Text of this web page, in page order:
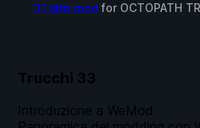
31 altri mod for OCTOPATH
Trucchi 33
Introduzione a WeMod